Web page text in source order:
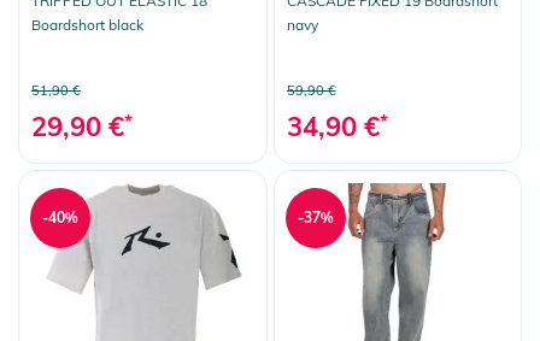
Boardshort black
51,90 €
29,90 €*
navy
59,90 €
34,90 €*
-40% -37%